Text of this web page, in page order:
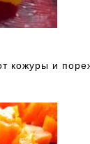
кожуры и